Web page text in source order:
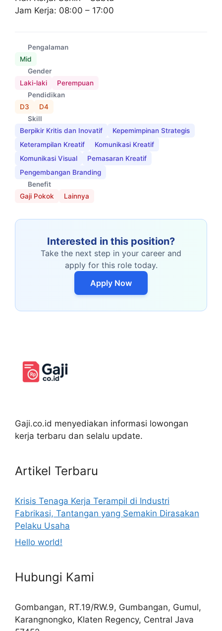
Jam Kerja: 08:00 – 17:00
Pengalaman
Mid
Gender
Laki-laki
Perempuan
Pendidikan
D3
D4
Skill
Berpikir Kritis dan Inovatif
Kepemimpinan Strategis
Keterampilan Kreatif
Komunikasi Kreatif
Komunikasi Visual
Pemasaran Kreatif
Pengembangan Branding
Benefit
Gaji Pokok
Lainnya
Interested in this position?
Take the next step in your career and
apply for this role today.
Apply Now
Gaji.co.id menyediakan informasi lowongan
kerja terbaru dan selalu update.
Artikel Terbaru
Krisis Tenaga Kerja Terampil di Industri
Fabrikasi, Tantangan yang Semakin Dirasakan
Pelaku Usaha
Hello world!
Hubungi Kami
Gombangan, RT.19/RW.9, Gumbangan, Gumul,
Karangnongko, Klaten Regency, Central Java